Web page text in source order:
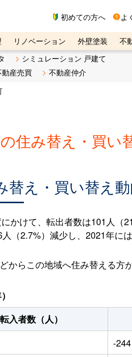
初めての方へ よ
リノベーション 外壁塗装
不
不動産売却ご相談デスク
シミュレーション 戸建て
動産売買 不動産仲介
住み替え・買い
替え・買い替え
かけて、転出者数は101人（
（2.7%）減少し、2021年には
らこの地域へ住み替える方
転入者数（人）
-244